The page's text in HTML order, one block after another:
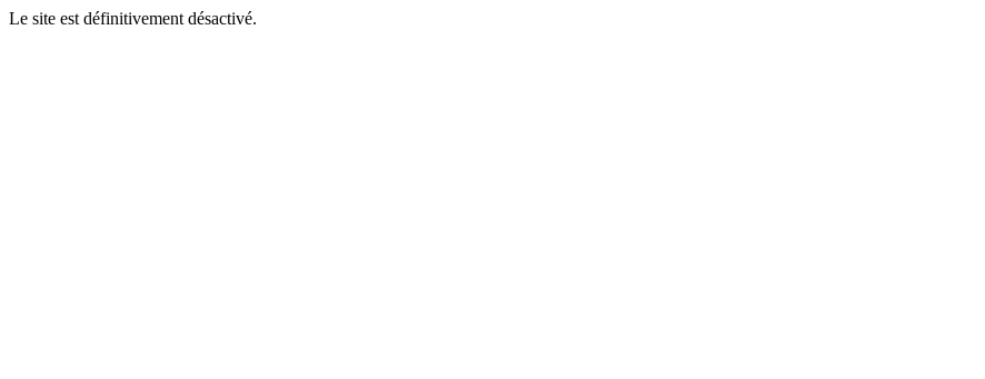
Le site est définitivement désactivé.